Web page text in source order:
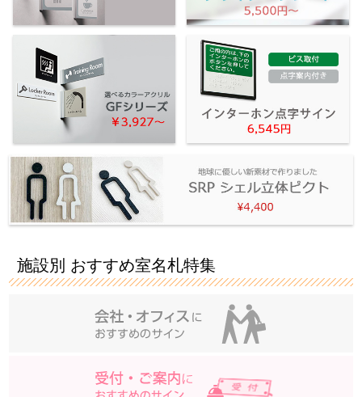
施設別 おすすめ室名札特集